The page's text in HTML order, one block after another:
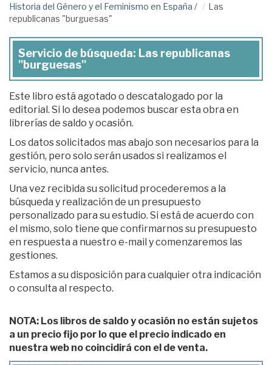
Historia del Género y el Feminismo en España /
Las
republicanas "burguesas"
Servicio de búsqueda: Las republicanas
"burguesas"
Este libro está agotado o descatalogado por la
editorial. Si lo desea podemos buscar esta obra en
librerías de saldo y ocasión.
Los datos solicitados mas abajo son necesarios para la
gestión, pero solo serán usados si realizamos el
servicio, nunca antes.
Una vez recibida su solicitud procederemos a la
búsqueda y realización de un presupuesto
personalizado para su estudio. Si está de acuerdo con
el mismo, solo tiene que confirmarnos su presupuesto
en respuesta a nuestro e-mail y comenzaremos las
gestiones.
Estamos a su disposición para cualquier otra indicación
o consulta al respecto.
NOTA: Los libros de saldo y ocasión no están sujetos
a un precio fijo por lo que el precio indicado en
nuestra web no coincidirá con el de venta.